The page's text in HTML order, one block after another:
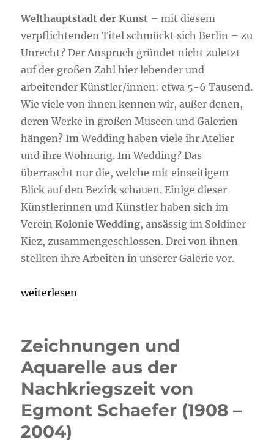
Welthauptstadt der Kunst – mit diesem
verpflichtenden Titel schmückt sich Berlin – zu
Unrecht? Der Anspruch gründet nicht zuletzt
auf der großen Zahl hier lebender und
arbeitender Künstler/innen: etwa 5-6 Tausend.
Wie viele von ihnen kennen wir, außer denen,
deren Werke in großen Museen und Galerien
hängen? Im Wedding haben viele ihr Atelier
und ihre Wohnung. Im Wedding? Das
überrascht nur die, welche mit einseitigem
Blick auf den Bezirk schauen. Einige dieser
Künstlerinnen und Künstler haben sich im
VereinKolonie Wedding, ansässig im Soldiner
Kiez, zusammengeschlossen. Drei von ihnen
stellten ihre Arbeiten in unserer Galerie vor.
„Künstlerinnen und Künstler der Kolonie Wedding“
weiterlesen
Zeichnungen und
Aquarelle aus der
Nachkriegszeit von
Egmont Schaefer (1908 –
2004)